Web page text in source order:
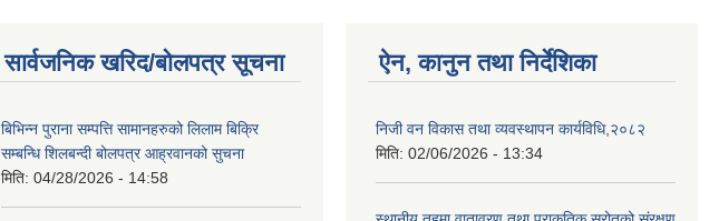
सार्वजनिक खरिद/बोलपत्र सूचना
बिभिन्न पुराना सम्पत्ति सामानहरुको लिलाम बिक्रि
सम्बन्धि शिलबन्दी बोलपत्र आह्रवानको सुचना
मिति: 04/28/2026 - 14:58
ऐन, कानुन तथा निर्देशिका
निजी वन विकास तथा व्यवस्थापन कार्यविधि,२०८२
मिति: 02/06/2026 - 13:34